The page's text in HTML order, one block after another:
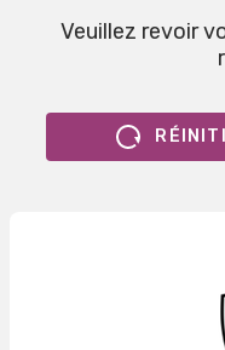
Veuillez revoir